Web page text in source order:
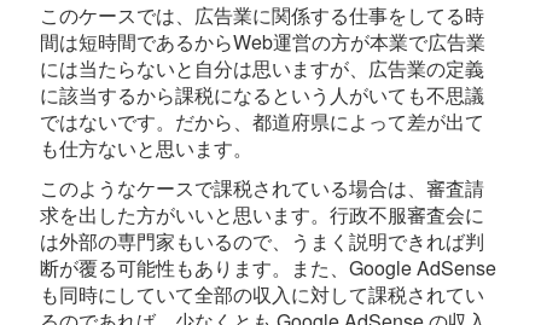
このケースでは、広告業に関係する仕事をしてる時
間は短時間であるからWeb運営の方が本業で広告業
には当たらないと自分は思いますが、広告業の定義
に該当するから課税になるという人がいても不思議
ではないです。だから、都道府県によって差が出て
も仕方ないと思います。
このようなケースで課税されている場合は、審査請
求を出した方がいいと思います。行政不服審査会に
は外部の専門家もいるので、うまく説明できれば判
断が覆る可能性もあります。また、Google AdSense
も同時にしていて全部の収入に対して課税されてい